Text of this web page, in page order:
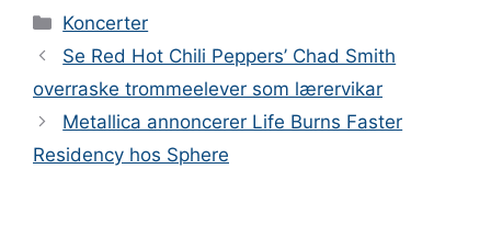
Kategorier
Koncerter
Se Red Hot Chili Peppers’ Chad Smith
overraske trommeelever som lærervikar
Metallica annoncerer Life Burns Faster
Residency hos Sphere